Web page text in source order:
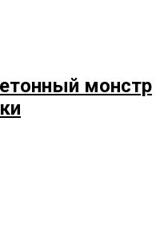
монстр